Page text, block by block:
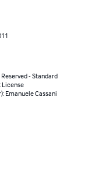
- Standard
License
Emanuele Cassani